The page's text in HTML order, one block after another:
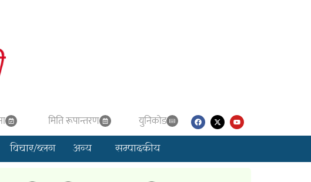
मिति रूपान्तरण युनिकाेड
विचार/ब्लग अन्य सम्पादकीय